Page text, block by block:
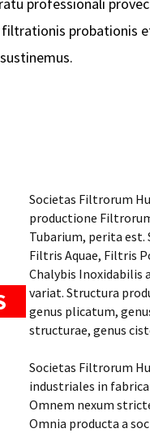
professionali
probationis
Societas Filtrorum
productione
Tubarium, perita est.
Filtris Aquae, Filtris
Chalybis Inoxidabilis
variat. Structura
genus plicatum,
structurae, genus
Societas Filtrorum
industriales in
Omnem nexum
Omnia producta a